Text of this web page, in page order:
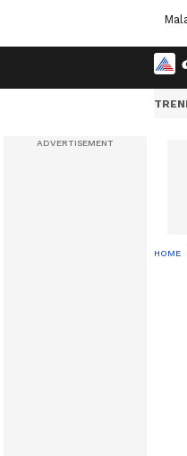
HOME